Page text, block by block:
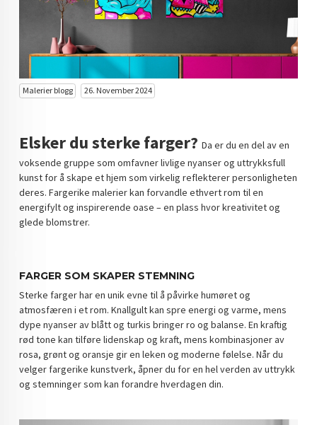
KUNST INVESTERING
KUNSTSTILER
KJØP KUNST TIL SALGS
FARGERIK KUNST
MALERIER TIL SALGS
KUNST
STORE MALERIER TIL STUE
NORSK KUNST
DOPAMIN DECOR NORGE
DOPAMIN DECOR NORGE
Malerier blogg 26. November 2024
Elsker du sterke farger? Da er du en del av en
voksende gruppe som omfavner livlige nyanser og uttrykksfull
kunst for å skape et hjem som virkelig reflekterer personligheten
deres. Fargerike malerier kan forvandle ethvert rom til en
energifylt og inspirerende oase – en plass hvor kreativitet og
glede blomstrer.
FARGER SOM SKAPER STEMNING
Sterke farger har en unik evne til å påvirke humøret og
atmosfæren i et rom. Knallgult kan spre energi og varme, mens
dype nyanser av blått og turkis bringer ro og balanse. En kraftig
rød tone kan tilføre lidenskap og kraft, mens kombinasjoner av
rosa, grønt og oransje gir en leken og moderne følelse. Når du
velger fargerike kunstverk, åpner du for en hel verden av uttrykk
og stemninger som kan forandre hverdagen din.